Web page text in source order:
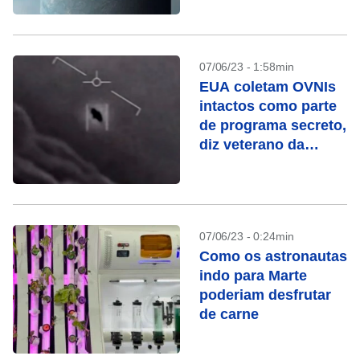
07/06/23 - 1:58min
EUA coletam OVNIs
intactos como parte
de programa secreto,
diz veterano da
07/06/23 - 0:24min
Como os astronautas
indo para Marte
poderiam desfrutar
de carne